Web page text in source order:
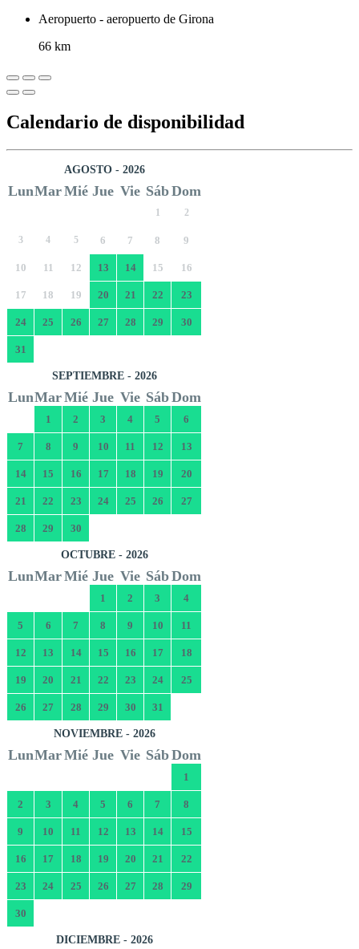
Aeropuerto - aeropuerto de Girona
66 km
Calendario de disponibilidad
AGOSTO - 2026
LunMarMié Jue Vie SábDom
1 2
3 4 5 6 7 8 9
10 11 12 13 14 15 16
17 18 19 20 21 22 23
24 25 26 27 28 29 30
31
SEPTIEMBRE - 2026
LunMarMié Jue Vie SábDom
1 2 3 4 5 6
7 8 9 10 11 12 13
14 15 16 17 18 19 20
21 22 23 24 25 26 27
28 29 30
OCTUBRE - 2026
LunMarMié Jue Vie SábDom
1 2 3 4
5 6 7 8 9 10 11
12 13 14 15 16 17 18
19 20 21 22 23 24 25
26 27 28 29 30 31
NOVIEMBRE - 2026
LunMarMié Jue Vie SábDom
1
2 3 4 5 6 7 8
9 10 11 12 13 14 15
16 17 18 19 20 21 22
23 24 25 26 27 28 29
30
DICIEMBRE - 2026